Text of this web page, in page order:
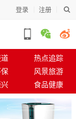
登录 注册
热点追踪
风景旅游
食品健康